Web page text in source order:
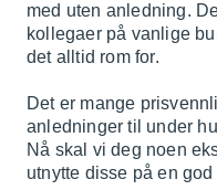
med uten anledning.
kollegaer på vanlige
det alltid rom for.
Det er mange
anledninger til under
Nå skal vi deg noen
utnytte disse på en god